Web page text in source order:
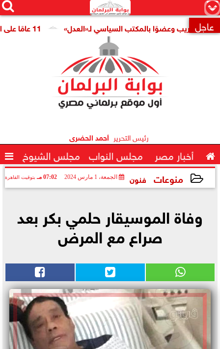
×


 عاجل 11 عامًا على افتتاح قناة السويس الجديدة.. النائبة مروة قنصوة: رؤية الدولة حولت الممر الملاحي إلى مركز اقتصادي عالمي وعضوًا بالمكتب السياسي لـ«العدل»
رئيس التحرير أحمد الحضرى
 أخبار مصر مجلس النواب مجلس الشيوخ 
منوعات فنون الجمعة، 1 مارس 2024 07:02 مـ بتوقيت القاهرة
وفاة الموسيقار حلمي بكر بعد
صراع مع المرض